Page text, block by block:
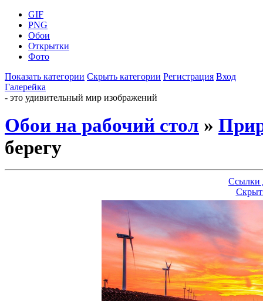
GIF
PNG
Обои
Открытки
Фото
Показать категории Скрыть категории Регистрация Вход
Галерейка
- это удивительный мир изображений
Обои на рабочий стол »
берегу
Ссылки